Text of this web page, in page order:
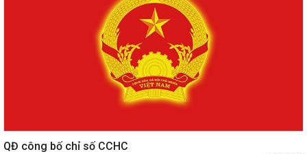
QĐ công bố chỉ số CCHC